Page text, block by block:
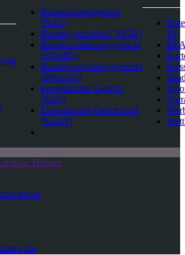
Bundesarbeitsgericht
(BAG)
Bundesgerichtshof (BGH)
Bundesverfassungsgericht
(BVerfG)
Bundesverwaltungsgericht
(BVerwG)
Europäisches Gericht
(EuG)
Europäischer Gerichtshof
(EuGH)
19
Themes